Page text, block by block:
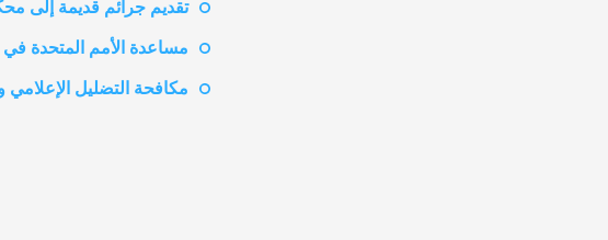
تقديم جرائم قديمة إلى
مساعدة الأمم المتحدة
مكافحة التضليل